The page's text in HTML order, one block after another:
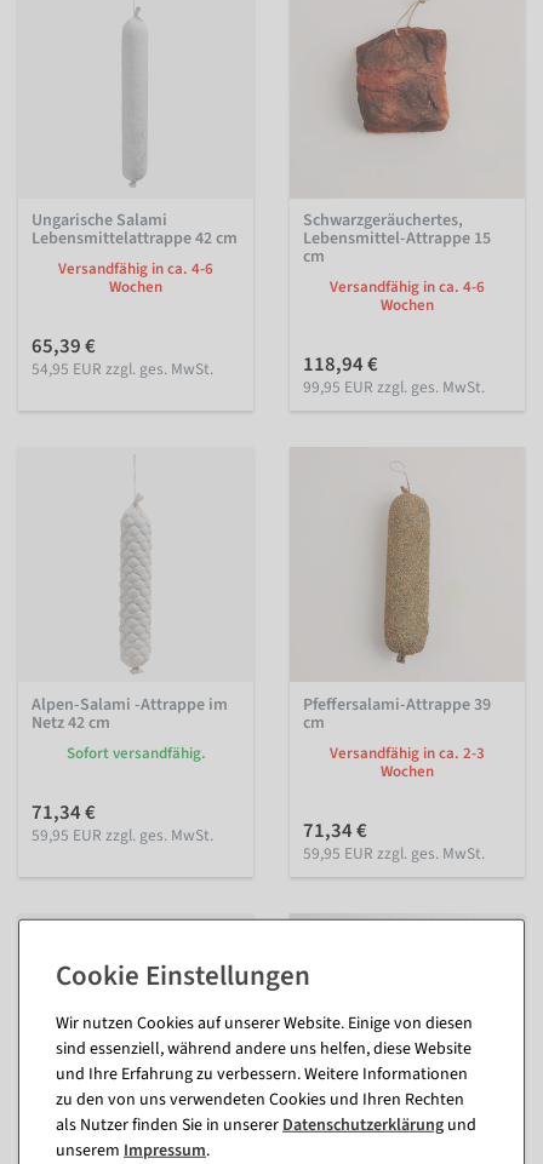
Ungarische Salami
Lebensmittelattrappe 42 cm
Versandfähig in ca. 4-6
Wochen
65,39 €
54,95 EUR zzgl. ges. MwSt.
Schwarzgeräuchertes,
Lebensmittel-Attrappe 15
cm
Versandfähig in ca. 4-6
Wochen
118,94 €
99,95 EUR zzgl. ges. MwSt.
Alpen-Salami -Attrappe im
Netz 42 cm
Sofort versandfähig.
71,34 €
59,95 EUR zzgl. ges. MwSt.
Pfeffersalami-Attrappe 39
cm
Versandfähig in ca. 2-3
Wochen
71,34 €
59,95 EUR zzgl. ges. MwSt.
Wir nutzen Cookies auf unserer Website. Einige von diesen
sind essenziell, während andere uns helfen, diese Website
und Ihre Erfahrung zu verbessern. Weitere Informationen
zu den von uns verwendeten Cookies und Ihren Rechten
als Nutzer finden Sie in unsererDaten­schutz­erklärung und
unserem Impressum.